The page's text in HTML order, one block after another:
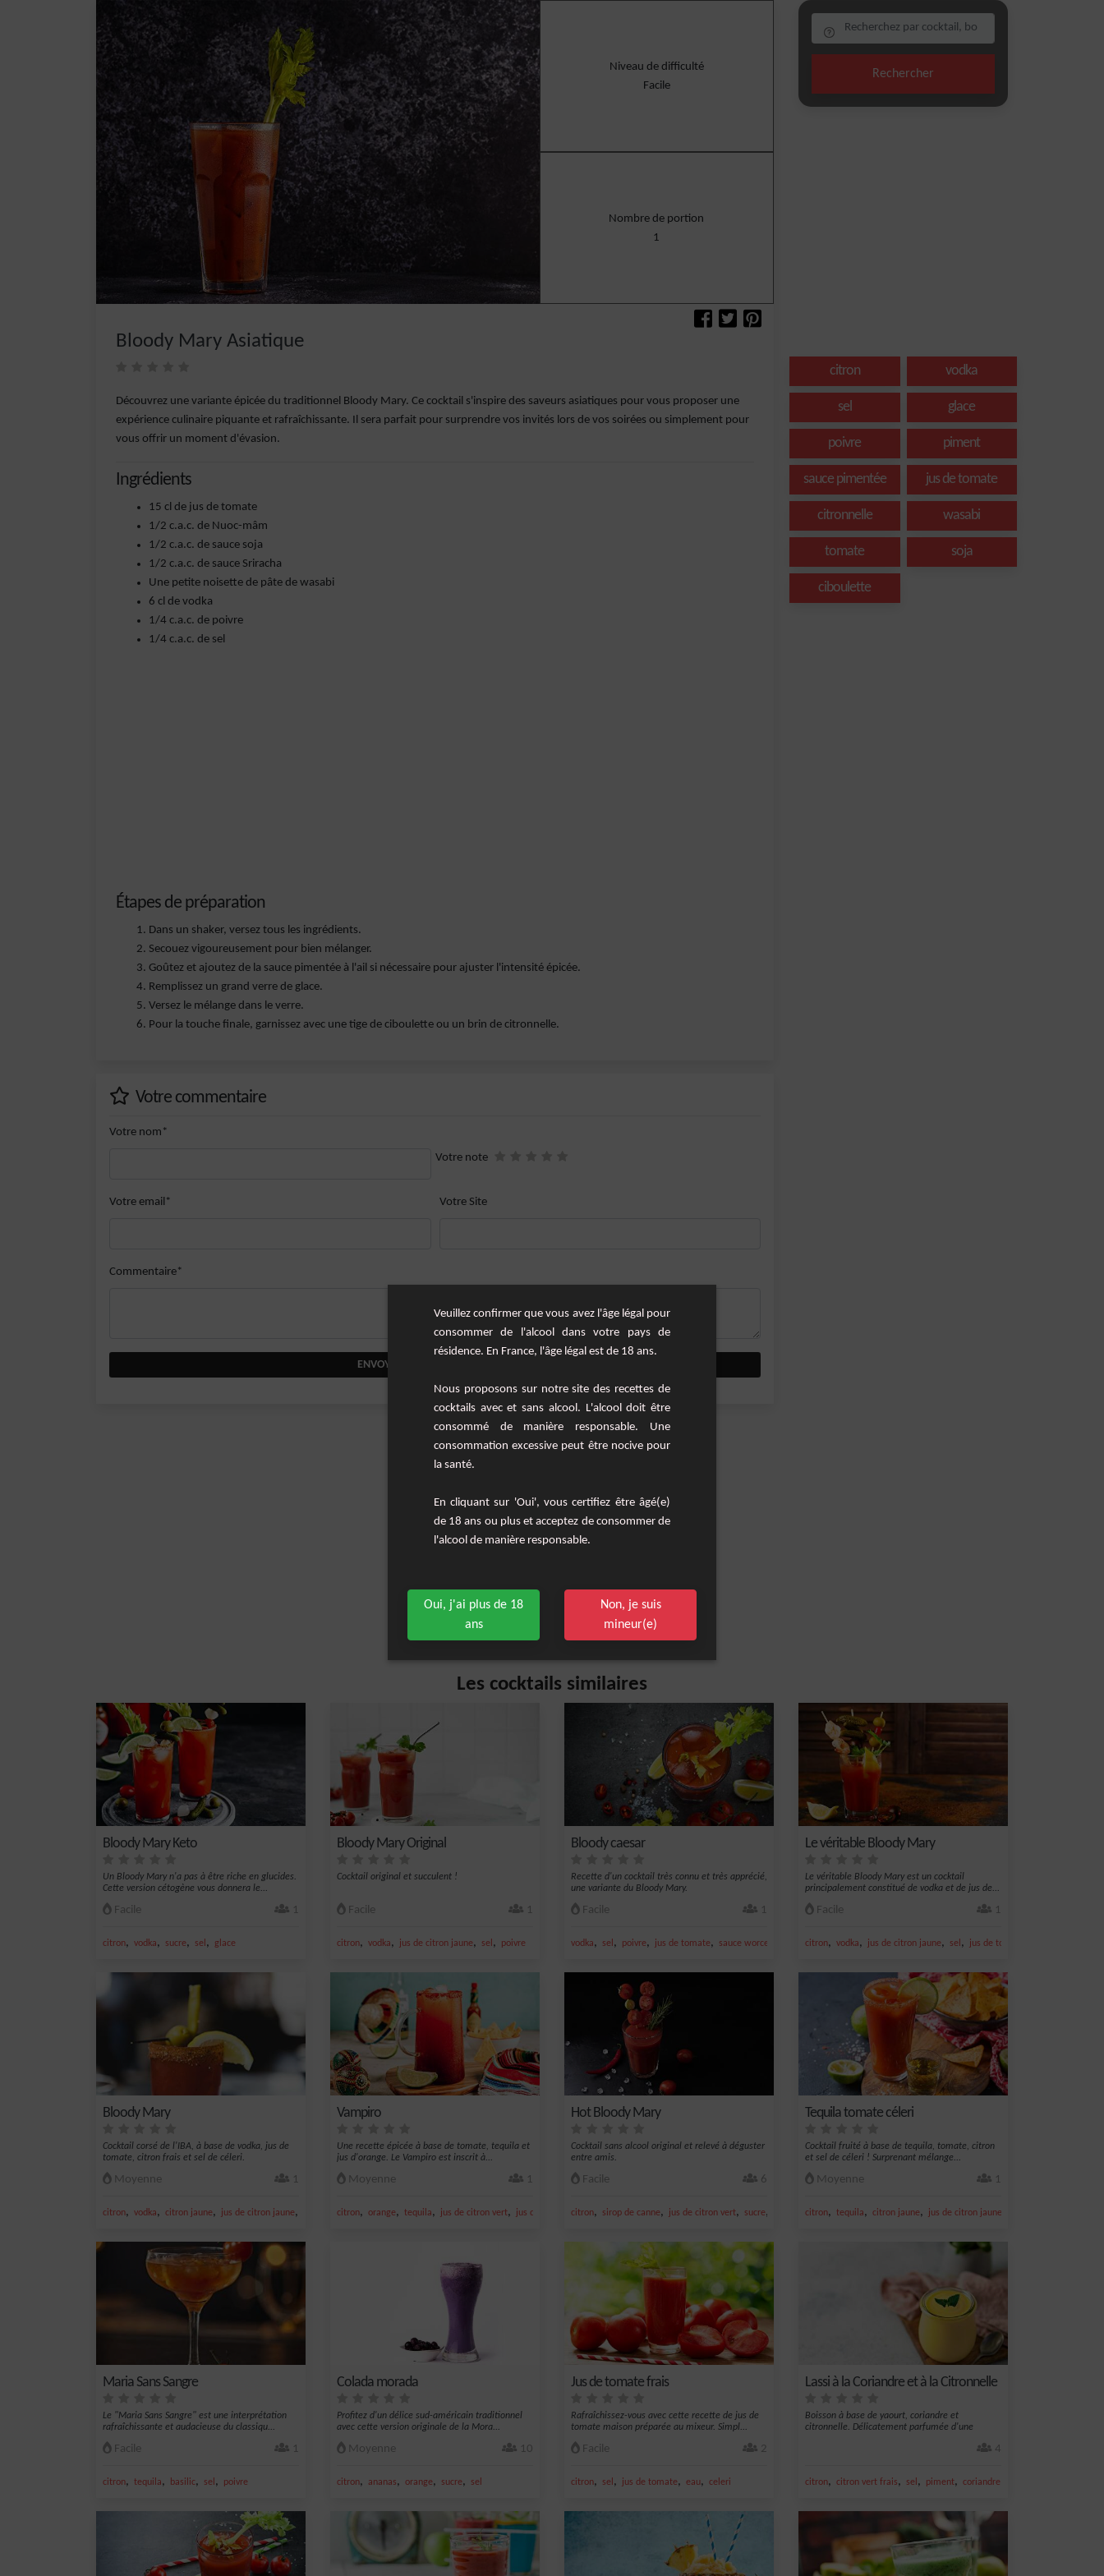
Niveau de difficulté
Facile
Nombre de portion
1
Bloody Mary Asiatique
Découvrez une variante épicée du traditionnel Bloody Mary. Ce cocktail s'inspire des saveurs asiatiques pour vous proposer une
expérience culinaire piquante et rafraîchissante. Il sera parfait pour surprendre vos invités lors de vos soirées ou simplement pour
vous offrir un moment d'évasion.
Ingrédients
15 cl de jus de tomate
1/2 c.a.c. de Nuoc-mâm
1/2 c.a.c. de sauce soja
1/2 c.a.c. de sauce Sriracha
Une petite noisette de pâte de wasabi
6 cl de vodka
1/4 c.a.c. de poivre
1/4 c.a.c. de sel
Étapes de préparation
Dans un shaker, versez tous les ingrédients.
Secouez vigoureusement pour bien mélanger.
Goûtez et ajoutez de la sauce pimentée à l'ail si nécessaire pour ajuster l'intensité épicée.
Remplissez un grand verre de glace.
Versez le mélange dans le verre.
Pour la touche finale, garnissez avec une tige de ciboulette ou un brin de citronnelle.
Votre commentaire
Votre nom*
Votre note
Votre email* Votre Site
Commentaire*
ENVOYER VOTRE COMMENTAIRE
Rechercher
citron vodka
sel glace
poivre piment
sauce pimentée jus de tomate
citronnelle wasabi
tomate soja
ciboulette
Les cocktails similaires
Bloody Mary Keto
Un Bloody Mary n'a pas à être riche en glucides.
Cette version cétogène vous donnera le...
Facile 1
citron, vodka, sucre, sel , glace
Bloody Mary Original
Cocktail original et succulent !
Facile 1
citron, vodka, jus de citron jaune, sel , poivre
Bloody caesar
Recette d'un cocktail très connu et très apprécié,
une variante du Bloody Mary.
Facile 1
vodka, sel , poivre, jus de tomate, sauce worcestershire
Le véritable Bloody Mary
Le véritable Bloody Mary est un cocktail
principalement constitué de vodka et de jus de...
Facile 1
citron, vodka, jus de citron jaune, sel , jus de tomate
Bloody Mary
Cocktail corsé de l'IBA, à base de vodka, jus de
tomate, citron frais et sel de céleri.
Moyenne 1
citron, vodka, citron jaune, jus de citron jaune,
Vampiro
Une recette épicée à base de tomate, tequila et
jus d'orange. Le Vampiro est inscrit à...
Moyenne 1
citron, orange, tequila, jus de citron vert, jus d'orange
Hot Bloody Mary
Cocktail sans alcool original et relevé à déguster
entre amis.
Facile 6
citron, sirop de canne, jus de citron vert, sucre, concombre
Tequila tomate céleri
Cocktail fruité à base de tequila, tomate, citron
et sel de céleri ! Surprenant mélange...
Moyenne 1
citron, tequila, citron jaune, jus de citron jaune
Maria Sans Sangre
Le "Maria Sans Sangre" est une interprétation
rafraîchissante et audacieuse du classiqu...
Facile 1
citron, tequila, basilic, sel , poivre
Colada morada
Profitez d'un délice sud-américain traditionnel
avec cette version originale de la Mora...
Moyenne 10
citron, ananas, orange, sucre, sel
Jus de tomate frais
Rafraîchissez-vous avec cette recette de jus de
tomate maison préparée au mixeur. Simpl...
Facile 2
citron, sel , jus de tomate, eau, celeri
Lassi à la Coriandre et à la Citronnelle
Boisson à base de yaourt, coriandre et
citronnelle. Délicatement parfumée d'une
4
citron, citron vert frais, sel , piment, coriandre
Veuillez confirmer que vous avez l'âge légal pour
consommer de l'alcool dans votre pays de
résidence. En France, l'âge légal est de 18 ans.
Nous proposons sur notre site des recettes de
cocktails avec et sans alcool. L'alcool doit être
consommé de manière responsable. Une
consommation excessive peut être nocive pour
la santé.
En cliquant sur 'Oui', vous certifiez être âgé(e)
de 18 ans ou plus et acceptez de consommer de
l'alcool de manière responsable.
Oui, j'ai plus de 18
ans
Non, je suis
mineur(e)